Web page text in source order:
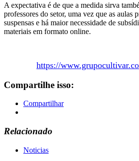
A expectativa é de que a medida sirva
professores do setor, uma vez que as aulas
suspensas e há maior necessidade de
materiais em formato online.
https://
Compartilhe isso:
Compartilhar
Relacionado
Noticias